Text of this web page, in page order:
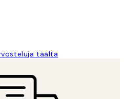
täältä